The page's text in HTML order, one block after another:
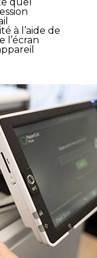
à l’aide de
l’écran